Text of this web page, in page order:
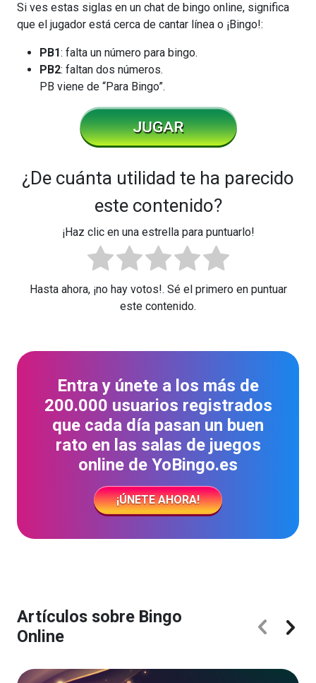
Si ves estas siglas en un chat de bingo online, significa
que el jugador está cerca de cantar línea o ¡Bingo!:
PB1: falta un número para bingo.
PB2: faltan dos números.
PB viene de “Para Bingo”.
¿De cuánta utilidad te ha parecido
este contenido?
¡Haz clic en una estrella para puntuarlo!
Hasta ahora, ¡no hay votos!. Sé el primero en puntuar
este contenido.
Entra y únete a los más de
200.000 usuarios registrados
que cada día pasan un buen
rato en las salas de juegos
online de YoBingo.es
¡ÚNETE AHORA!
Artículos sobre Bingo
Online